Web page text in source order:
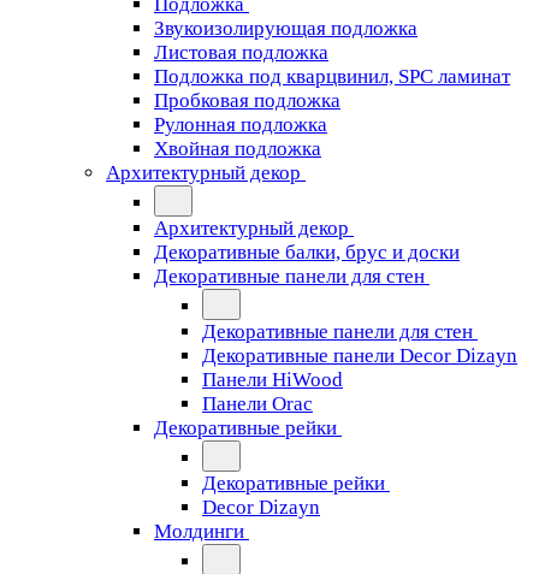
Звукоизолирующая подложка
Листовая подложка
Подложка под кварцвинил, SPC ламинат
Пробковая подложка
Рулонная подложка
Хвойная подложка
Архитектурный декор
Архитектурный декор
Декоративные балки, брус и доски
Декоративные панели для стен
Декоративные панели для стен
Декоративные панели Decor Dizayn
Панели HiWood
Панели Orac
Декоративные рейки
Декоративные рейки
Decor Dizayn
Молдинги